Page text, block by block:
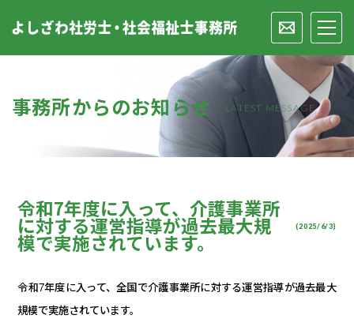
事務所からのお知らせ LATEST MESSAGE
令和7年度に入って、介護事業所
に対する運営指導が過去最大規
模で実施されています。
(2025/6/3)
令和7年度に入って、全国で介護事業所に対する運営指導が過去最大
規模で実施されています。